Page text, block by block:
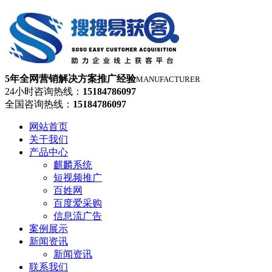
5年全网营销解决方案推广经验MANUFACTURER
24小时咨询热线： 15184786097
全国咨询热线： 15184786097
网站首页
关于我们
产品中心
麒麟系统
短视频推广
百姓网
百度爱采购
信息流广告
案例展示
新闻资讯
新闻资讯
联系我们